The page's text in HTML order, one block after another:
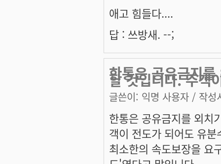
애고 힘들다....
답 : 쓰방새. --;
한통은 공유금지
할 것입니다. 주객
글쓴이: 익명 사용자 / 작성
한통은 공유금지를 외치
객이 전도가 되어도 유분
최소한의 속도보장을 요